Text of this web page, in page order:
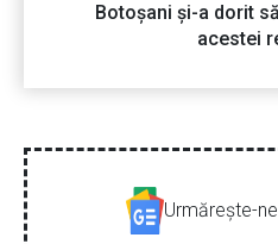
Botoșani și-a dorit
acestei
Urmăreşte-